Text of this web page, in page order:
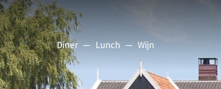
Diner Lunch Wijn